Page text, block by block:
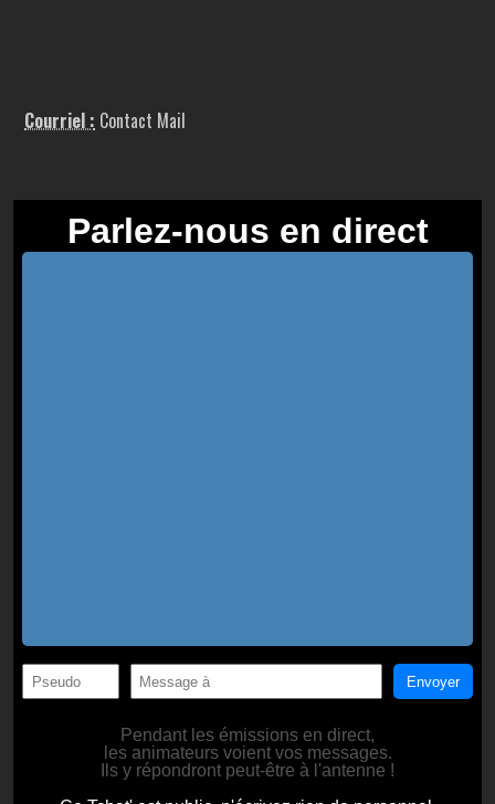
Courriel : Contact Mail